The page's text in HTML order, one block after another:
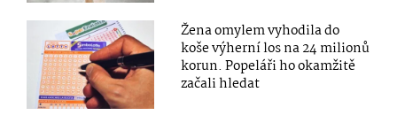
Žena omylem vyhodila do
koše výherní los na 24 milionů
korun. Popeláři ho okamžitě
začali hledat